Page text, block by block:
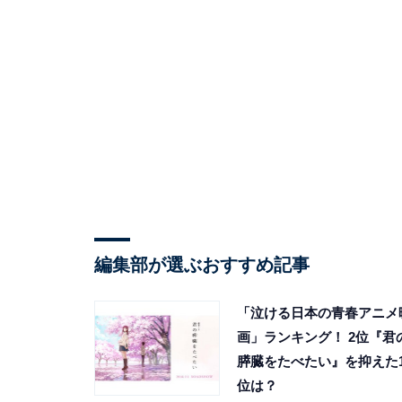
編集部が選ぶおすすめ記事
「泣ける日本の青春アニメ
画」ランキング！ 2位『君
膵臓をたべたい』を抑えた
位は？